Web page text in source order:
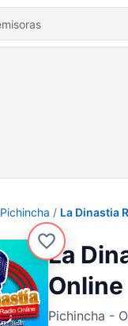
Pichincha La Dinastia
La
Online
Pichincha -